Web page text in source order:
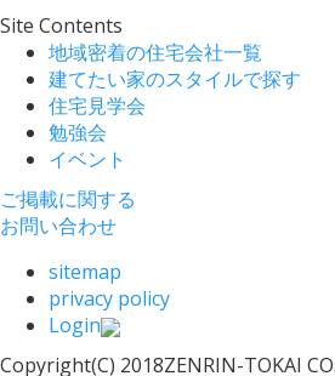
Site Contents
地域密着の住宅会社一覧
建てたい家のスタイルで探す
住宅見学会
勉強会
イベント
ご掲載に関する
お問い合わせ
sitemap
privacy policy
Login
Copyright(C) 2018ZENRIN-TOKAI